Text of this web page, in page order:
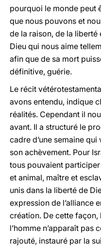
pourquoi le monde peut
que nous pouvons et
de la raison, de la liberté
Dieu qui nous aime
afin que de sa mort
définitive, guérie.
Le récit
avons entendu, indique
réalités. Cependant il
avant. Il a structuré le
cadre d’une semaine
son achèvement. Pour
tous pouvaient
et animal, maître et
unis dans la liberté de
expression de l’alliance
création. De cette
l’homme n’apparaît pas
rajouté, instauré par la